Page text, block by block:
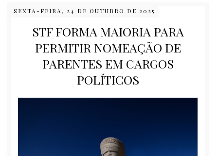
SEXTA-FEIRA, 24 DE OUTUBRO DE 2025
STF FORMA MAIORIA PARA
PERMITIR NOMEAÇÃO DE
PARENTES EM CARGOS
POLÍTICOS